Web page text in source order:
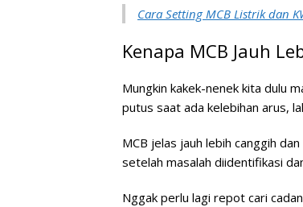
Cara Setting MCB Listrik dan
Kenapa MCB Jauh
Mungkin kakek-nenek kita dulu
putus saat ada kelebihan arus,
MCB jelas jauh lebih canggih
setelah masalah diidentifikasi
Nggak perlu lagi repot cari